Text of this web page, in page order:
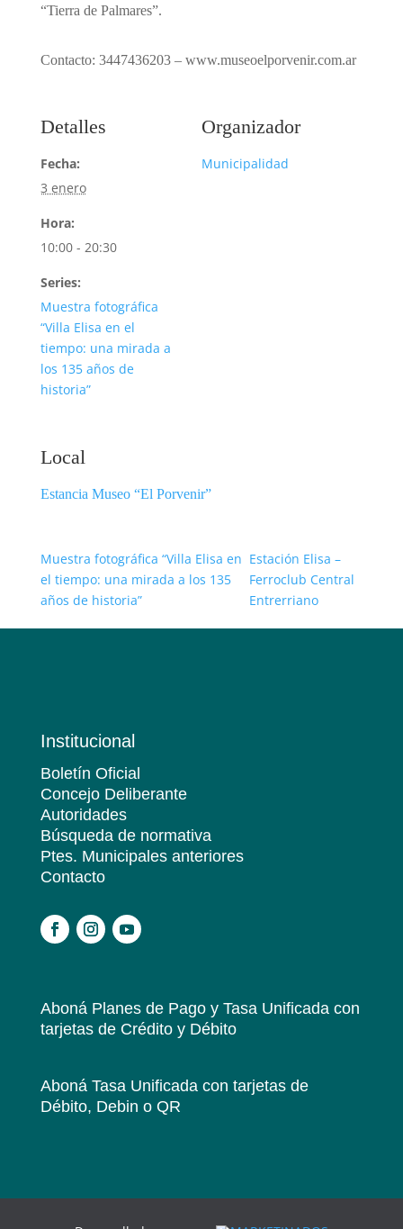
“Tierra de Palmares”.
Contacto: 3447436203 – www.museoelporvenir.com.ar
Detalles
Fecha:
3 enero
Hora:
10:00 - 20:30
Series:
Muestra fotográfica
“Villa Elisa en el
tiempo: una mirada a
los 135 años de
historia”
Organizador
Municipalidad
Local
Estancia Museo “El Porvenir”
Muestra fotográfica “Villa Elisa en
el tiempo: una mirada a los 135
años de historia”
Estación Elisa –
Ferroclub Central
Entrerriano
Institucional
Boletín Oficial
Concejo Deliberante
Autoridades
Búsqueda de normativa
Ptes. Municipales anteriores
Contacto
Aboná Planes de Pago y Tasa Unificadacon
tarjetas de Crédito y Débito
Aboná Tasa Unificadacon tarjetas de
Débito, Debin o QR